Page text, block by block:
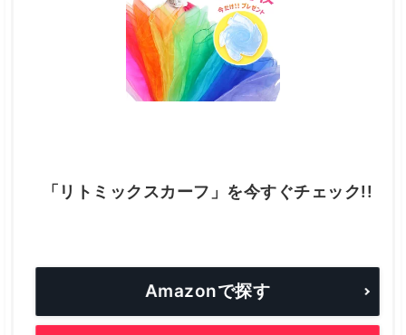
「リトミックスカーフ」を今すぐチェック!!
Amazonで探す